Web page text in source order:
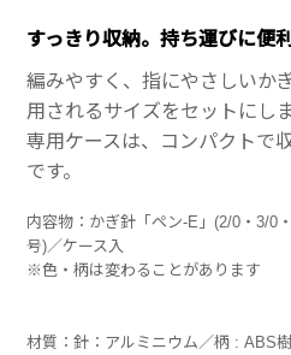
すっきり収納。持ち運びに便利
編みやすく、指にやさしいか
用されるサイズをセットにし
専用ケースは、コンパクトで
です。
内容物：かぎ針「ペン-E」(2/0・3/0
号)／ケース入
※色・柄は変わることがあります
材質：針：アルミニウム／柄 : ABS